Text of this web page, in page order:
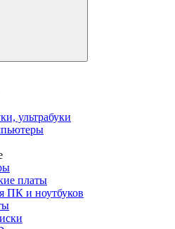
ультрабуки
платы
ПК и ноутбуков